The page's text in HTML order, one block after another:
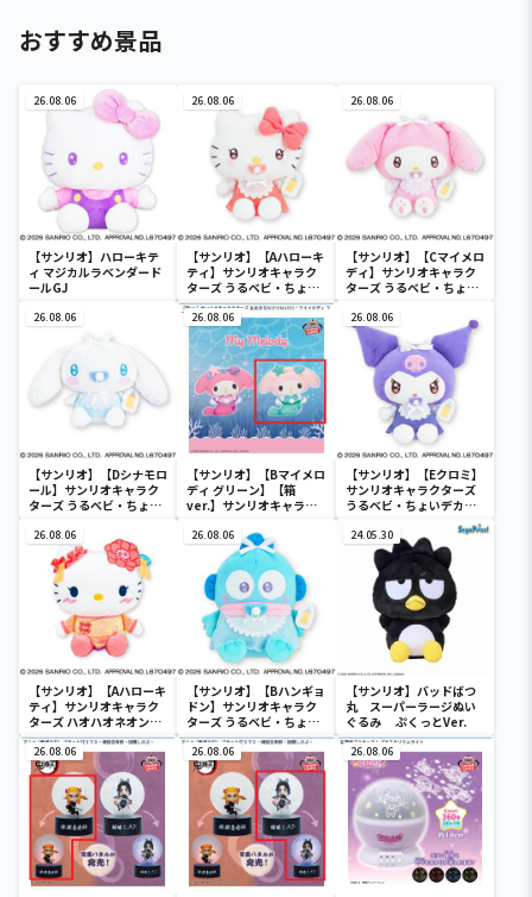
おすすめ景品
26.08.06
【サンリオ】ハローキテ
ィ マジカルラベンダード
ールGJ
26.08.06
【サンリオ】【Aハローキ
ティ】サンリオキャラク
ターズ うるベビ・ちょい
デカドール
26.08.06
【サンリオ】【Cマイメロ
ディ】サンリオキャラク
ターズ うるベビ・ちょい
26.08.06
【サンリオ】【Dシナモロ
ール】サンリオキャラク
ターズ うるベビ・ちょい
26.08.06
【サンリオ】【Bマイメロ
ディ グリーン】【箱
ver.】サンリオキャラク
SOFVIMATES～マイメロ
ディ マーメイドver. ～
26.08.06
【サンリオ】【Eクロミ】
サンリオキャラクターズ
うるベビ・ちょいデカド
26.08.06
【サンリオ】【Aハローキ
ティ】サンリオキャラク
ターズ ハオハオネオンタ
ウンドールBIGタイプ1
26.08.06
【サンリオ】【Bハンギョ
ドン】サンリオキャラク
ターズ うるベビ・ちょい
デカドール
24.05.30
【サンリオ】バッドばつ
丸 スーパーラージぬい
ぐるみ ぷくっとVer.
26.08.06 26.08.06 26.08.06